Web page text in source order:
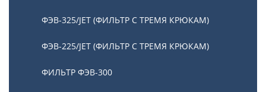
ФЭВ-325/JET (ФИЛЬТР С ТРЕМЯ КРЮКАМ)
ФЭВ-225/JET (ФИЛЬТР С ТРЕМЯ КРЮКАМ)
ФИЛЬТР ФЭВ-300